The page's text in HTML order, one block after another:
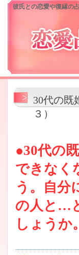
彼氏との恋愛や復縁の
30代の既
３）
●30代の
できなく
う。自分
の人と…
しょうか